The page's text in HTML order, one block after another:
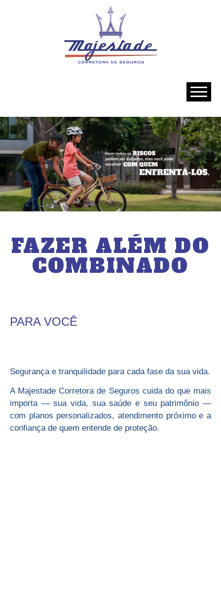
FAZER ALÉM DO
COMBINADO
PARA VOCÊ
Segurança e tranquilidade para cada fase da sua vida.
A Majestade Corretora de Seguros cuida do que mais
importa — sua vida, sua saúde e seu patrimônio —
com planos personalizados, atendimento próximo e a
confiança de quem entende de proteção.